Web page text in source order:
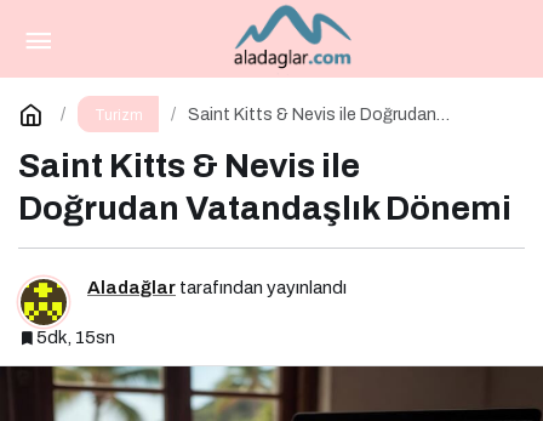
Turizm
Saint Kitts & Nevis ile Doğrudan
Saint Kitts & Nevis ile
Doğrudan Vatandaşlık Dönemi
Aladağlar tarafından yayınlandı
5dk, 15sn
Avrupa’nın Zirvesinde Bir İstanbul Yıldızı
Yorum Yap